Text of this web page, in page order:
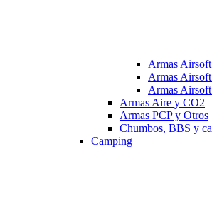
Armas
Armas
Armas
Armas Aire y CO2
Armas PCP y Otros
Chumbos, BBS y
Camping